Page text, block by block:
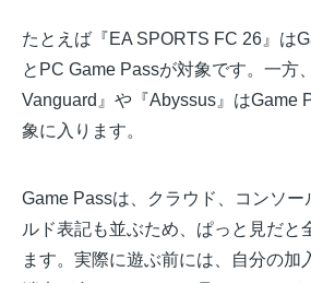
たとえば『EA SPORTS FC 26』は
とPC Game Passが対象です。一方
Vanguard』や『Abyssus』はGame
象に入ります。
Game Passは、クラウド、コンソ
ルド表記も並ぶため、ぱっと見だと
ます。実際に遊ぶ前には、自分の加